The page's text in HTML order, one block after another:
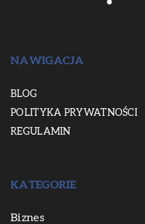
NAWIGACJA
BLOG
POLITYKA PRYWATNOŚCI
REGULAMIN
KATEGORIE
Biznes